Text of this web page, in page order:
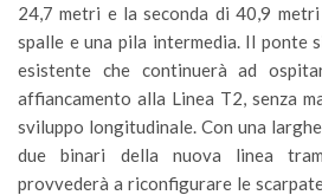
24,7 metri e la seconda di 40,9
spalle e una pila intermedia. Il ponte
esistente che continuerà ad
affiancamento alla Linea T2, senza
sviluppo longitudinale. Con una
due binari della nuova linea
provvederà a riconfigurare le